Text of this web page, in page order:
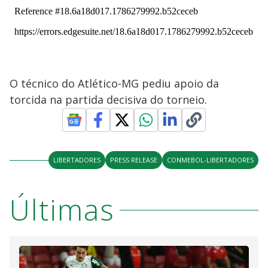
O técnico do Atlético-MG pediu apoio da
torcida na partida decisiva do torneio.
LIBERTADORES PRESS RELEASE CONMEBOL-LIBERTADORES
Últimas